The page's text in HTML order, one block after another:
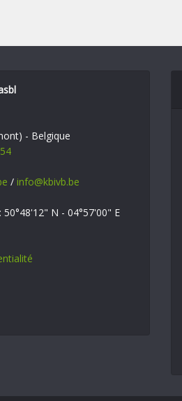
- Belgique
/ info@kbivb.be
50°48'12" N - 04°57'00" E